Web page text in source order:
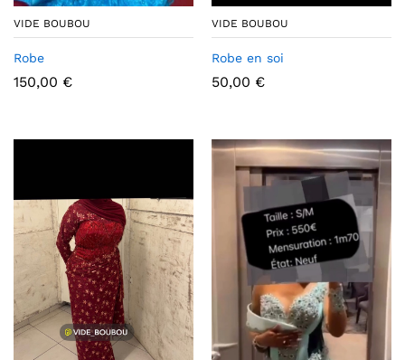
VIDE BOUBOU
Robe
150,00 €
VIDE BOUBOU
Robe en soi
50,00 €